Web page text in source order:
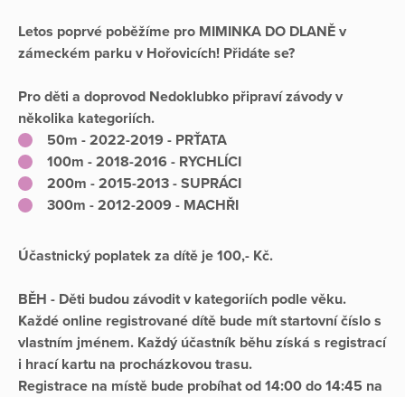
Letos poprvé poběžíme pro MIMINKA DO DLANĚ v
zámeckém parku v Hořovicích! Přidáte se?
Pro děti a doprovod Nedoklubko připraví závody v
několika kategoriích.
50m - 2022-2019 - PRŤATA
100m - 2018-2016 - RYCHLÍCI
200m - 2015-2013 - SUPRÁCI
300m - 2012-2009 - MACHŘI
Účastnický poplatek za dítě je 100,- Kč.
BĚH - Děti budou závodit v kategoriích podle věku.
Každé online registrované dítě bude mít startovní číslo s
vlastním jménem. Každý účastník běhu získá s registrací
i hrací kartu na procházkovou trasu.
Registrace na místě bude probíhat od 14:00 do 14:45 na